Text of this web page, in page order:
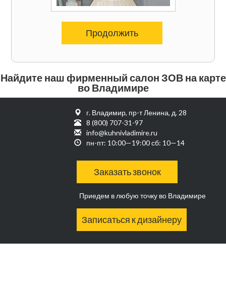
Продолжить
Найдите наш фирменный салон ЗОВ на карте
во Владимире
г. Владимир, пр-т Ленина, д. 28
8 (800) 707-31-97
info@kuhnivladimire.ru
пн-пт: 10:00—19:00 сб: 10—14
Заказать звонок
Приедем в любую точку во Владимире
Записаться к дизайнеру